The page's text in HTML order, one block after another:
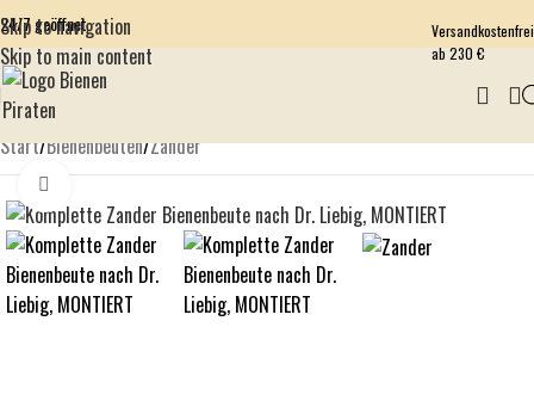
Skip to navigation
Skip to main content
24/7 geöffnet
Versandkostenfrei
ab 230 €
Start/Bienenbeuten/Zander